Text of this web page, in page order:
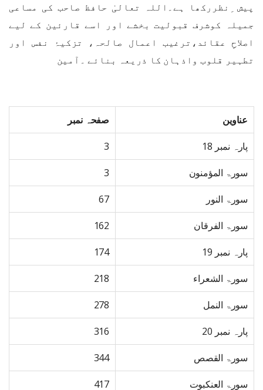
پیش ِنظررکھا ہے۔اللہ تعالیٰ حافظ صاحب کی مساعی
جمیلہ کوشرف قبولیت بخشے اور اسے قارئین کے لیے
اصلاحِ عقائد،ترغیب اعمال صالحہ، تزکیۂ نفس اور
تطہیر قلوب واذہان کا ذریعہ بنائے ۔آمین
عناوین صفحہ نمبر
پارہ نمبر 18 3
سورۃ المؤمنون 3
سورۃ النور 67
سورۃ الفرقان 162
پارہ نمبر 19 174
سورۃ الشعراء 218
سورۃ النمل 278
پارہ نمبر 20 316
سورۃ القصص 344
سورۃ العنکبوت 417